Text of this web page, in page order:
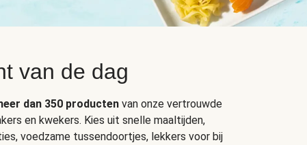
van de dag
dan 350 producten van onze vertrouwde
en kwekers. Kies uit snelle maaltijden,
voedzame tussendoortjes, lekkers voor bij